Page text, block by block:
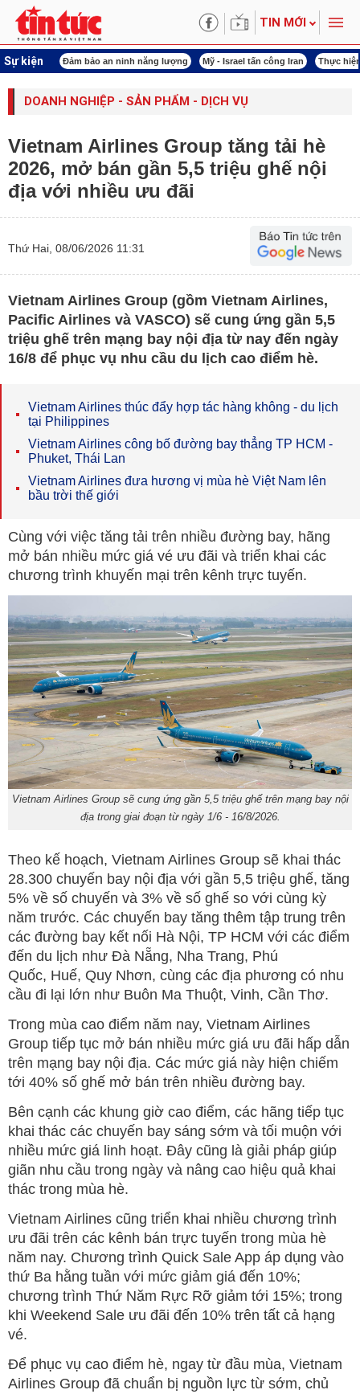
TIN MỚI
Sự kiện
khóa XVI Đảm bảo an ninh năng lượng Mỹ - Israel tấn công Iran Thực
DOANH NGHIỆP - SẢN PHẨM - DỊCH VỤ
Vietnam Airlines Group tăng tải hè
2026, mở bán gần 5,5 triệu ghế nội
địa với nhiều ưu đãi
Thứ Hai, 08/06/2026 11:31
Vietnam Airlines Group (gồm Vietnam Airlines,
Pacific Airlines và VASCO) sẽ cung ứng gần 5,5
triệu ghế trên mạng bay nội địa từ nay đến ngày
16/8 để phục vụ nhu cầu du lịch cao điểm hè.
Vietnam Airlines thúc đẩy hợp tác hàng không - du lịch
tại Philippines
Vietnam Airlines công bố đường bay thẳng TP HCM -
Phuket, Thái Lan
Vietnam Airlines đưa hương vị mùa hè Việt Nam lên
bầu trời thế giới
Cùng với việc tăng tải trên nhiều đường bay, hãng
mở bán nhiều mức giá vé ưu đãi và triển khai các
chương trình khuyến mại trên kênh trực tuyến.
Vietnam Airlines Group sẽ cung ứng gần 5,5 triệu ghế trên mạng bay nội
địa trong giai đoạn từ ngày 1/6 - 16/8/2026.
Theo kế hoạch, Vietnam Airlines Group sẽ khai thác
28.300 chuyến bay nội địa với gần 5,5 triệu ghế, tăng
5% về số chuyến và 3% về số ghế so với cùng kỳ
năm trước. Các chuyến bay tăng thêm tập trung trên
các đường bay kết nối Hà Nội, TP HCM với các điểm
đến du lịch như Đà Nẵng, Nha Trang, Phú
Quốc, Huế, Quy Nhơn, cùng các địa phương có nhu
cầu đi lại lớn như Buôn Ma Thuột, Vinh, Cần Thơ.
Trong mùa cao điểm năm nay, Vietnam Airlines
Group tiếp tục mở bán nhiều mức giá ưu đãi hấp dẫn
trên mạng bay nội địa. Các mức giá này hiện chiếm
tới 40% số ghế mở bán trên nhiều đường bay.
Bên cạnh các khung giờ cao điểm, các hãng tiếp tục
khai thác các chuyến bay sáng sớm và tối muộn với
nhiều mức giá linh hoạt. Đây cũng là giải pháp giúp
giãn nhu cầu trong ngày và nâng cao hiệu quả khai
thác trong mùa hè.
Vietnam Airlines cũng triển khai nhiều chương trình
ưu đãi trên các kênh bán trực tuyến trong mùa hè
năm nay. Chương trình Quick Sale App áp dụng vào
thứ Ba hằng tuần với mức giảm giá đến 10%;
chương trình Thứ Năm Rực Rỡ giảm tới 15%; trong
khi Weekend Sale ưu đãi đến 10% trên tất cả hạng
vé.
Để phục vụ cao điểm hè, ngay từ đầu mùa, Vietnam
Airlines Group đã chuẩn bị nguồn lực từ sớm, chủ